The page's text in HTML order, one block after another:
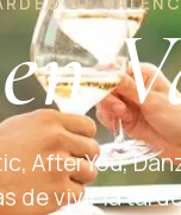
AfterYou,
de vivir la